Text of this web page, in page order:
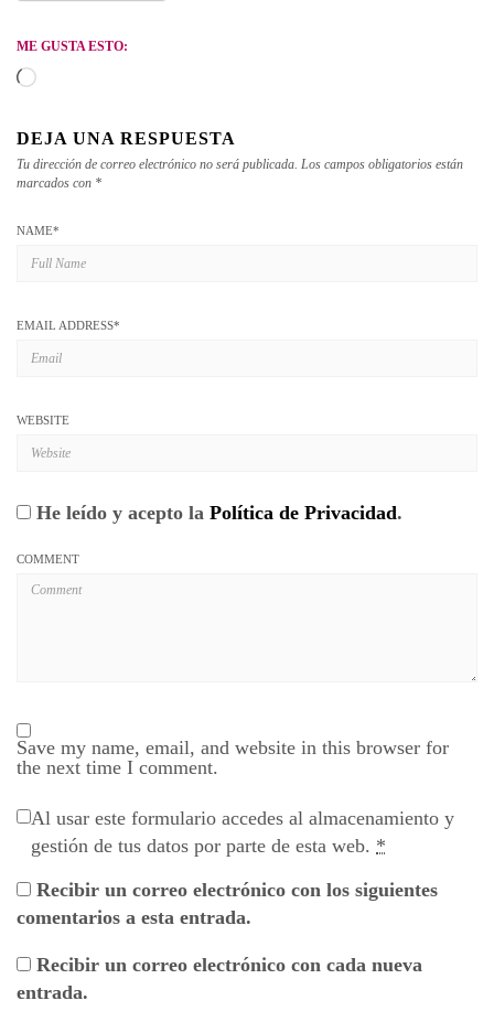
ME GUSTA ESTO:
Cargando...
DEJA UNA RESPUESTA
Tu dirección de correo electrónico no será publicada. Los campos obligatorios están
marcados con *
NAME*
EMAIL ADDRESS*
WEBSITE
He leído y acepto la Política de Privacidad.
COMMENT
Save my name, email, and website in this browser for
the next time I comment.
Al usar este formulario accedes al almacenamiento y
gestión de tus datos por parte de esta web. *
Recibir un correo electrónico con los siguientes
comentarios a esta entrada.
Recibir un correo electrónico con cada nueva
entrada.